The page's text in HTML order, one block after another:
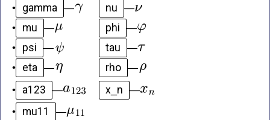
•
gamma — nu
—
•
mu — phi
—
•
psi — tau
—
•
eta — rho
—
•
a123 — x_n
—
•
mu11 —